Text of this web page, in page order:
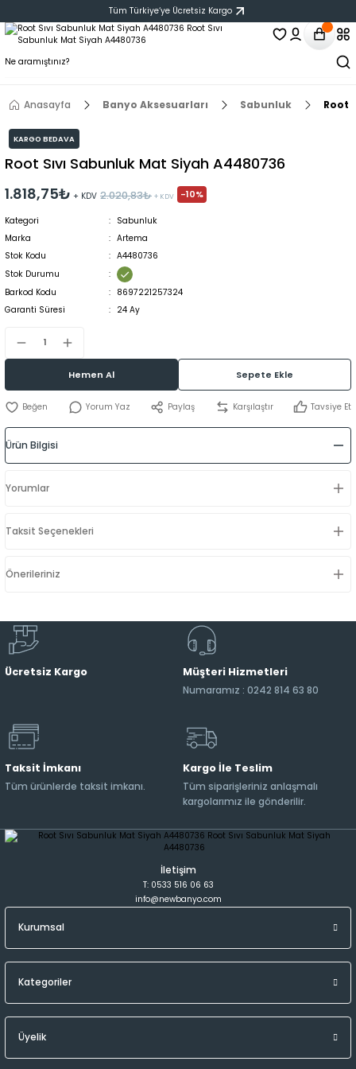
Tüm Türkiye‘ye Ücretsiz Kargo
Anasayfa Banyo Aksesuarları Sabunluk Root
KARGO BEDAVA
Root Sıvı Sabunluk Mat Siyah A4480736
1.818,75₺ + KDV 2.020,83₺ + KDV -10%
Kategori
Sabunluk
Marka
Artema
Stok Kodu
A4480736
Stok Durumu
Barkod Kodu
8697221257324
Garanti Süresi
24 Ay
Hemen Al Sepete Ekle
Yorum Yaz Paylaş Karşılaştır Tavsiye Et
Ürün Bilgisi
Yorumlar
Taksit Seçenekleri
Önerileriniz
Ücretsiz Kargo Müşteri Hizmetleri
Numaramız : 0242 814 63 80
Taksit İmkanı
Tüm ürünlerde taksit imkanı.
Kargo İle Teslim
Tüm siparişleriniz anlaşmalı
kargolarımız ile gönderilir.
İletişim
T: 0533 516 06 63
info@newbanyo.com
Kurumsal
Kategoriler
Üyelik